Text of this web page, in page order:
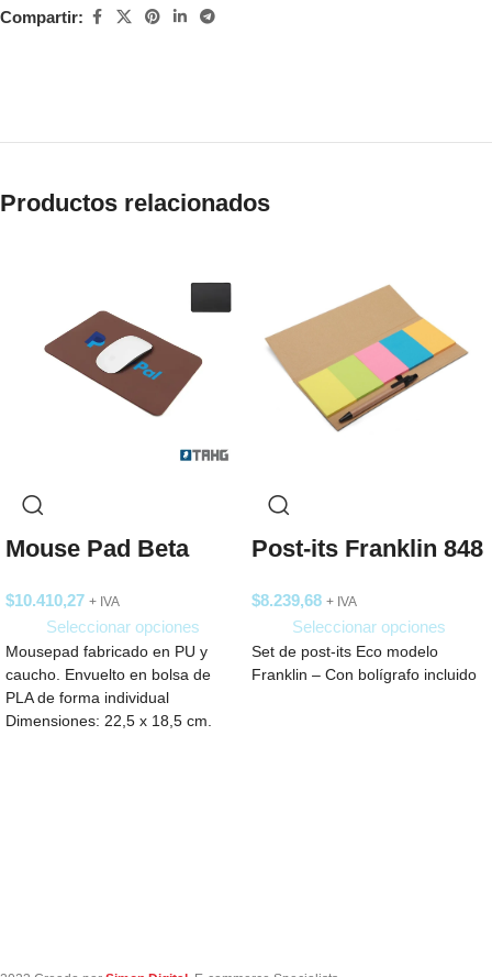
Compartir:
Productos relacionados
Mouse Pad Beta
$10.410,27 + IVA
Seleccionar opciones
Mousepad fabricado en PU y
caucho. Envuelto en bolsa de
PLA de forma individual
Dimensiones: 22,5 x 18,5 cm.
Post-its Franklin 848
$8.239,68 + IVA
Seleccionar opciones
Set de post-its Eco modelo
Franklin – Con bolígrafo incluido